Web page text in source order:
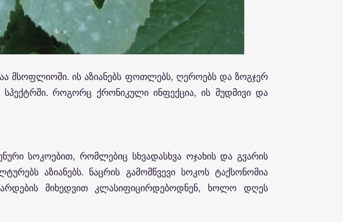
მსოფლიოში. ის აზიანებს ფოთლებს, ღეროებს და ზოგჯერ
როგორც ქრონიკული ინფექცია, ის მუდმივი და
სოკოებით, რომლებიც სხვადასხვა ოჯახის და გვარის
აზიანებს. ნაცრის გამომწვევი სოკოს ტაქსონომია
მიხედვით კლასიფიცირდებოდნენ, ხოლო დღეს